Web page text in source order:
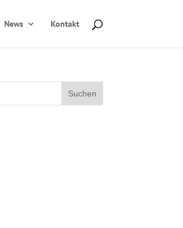
News Kontakt